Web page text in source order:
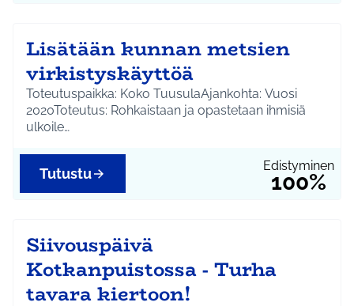
Lisätään kunnan metsien
virkistyskäyttöä
Toteutuspaikka: Koko TuusulaAjankohta: Vuosi
2020Toteutus: Rohkaistaan ja opastetaan ihmisiä
ulkoile…
Edistyminen
100%
Tutustu
Siivouspäivä
Kotkanpuistossa - Turha
tavara kiertoon!